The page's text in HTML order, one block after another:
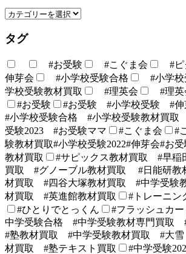
タグ
#お受験 #こぐま会 #ピ
伸芽会
#小学校受験合格 #小学校
学校受験教材買取
#理英会
#理英
#お受験
#お受験 #小学校受験 #
#小学校受験合格 #小学校受験教材買
受験2023 #お受験ママ
#こぐま会
#
験教材買取#小学校受験2022#伸芽会#お受
教材買取
#サピックス教材買取 #早稲
買取 #グノーブル教材買取 #日能研教
材買取 #四谷大塚教材買取 #中学受験
材買取 #英進館教材買取
#トレーニン
#ひとりでとっくん
#フラッシュカー
中学受験合格 #中学受験教材専門買取
#塾教材買取 #中学受験教材買取 #大
材買取 #塾テキスト買取
#中学受験